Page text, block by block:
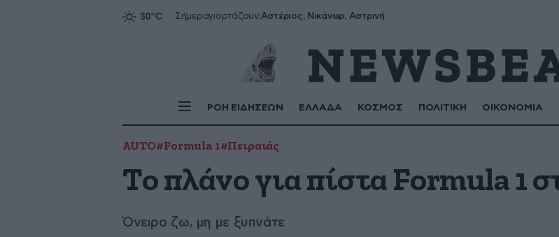
Σήμεραγιορτάζουν:Αστέριος, Νικάνωρ, Αστρινή
ΡΟΗ ΕΙΔΗΣΕΩΝ ΕΛΛΑΔΑ ΚΟΣΜΟΣ ΠΟΛΙΤΙΚΗ ΟΙΚΟΝΟΜΙΑ
AUTO#Formula 1#Πειραιάς
Το πλάνο για πίστα Formula 1
Όνειρο ζω, μη με ξυπνάτε